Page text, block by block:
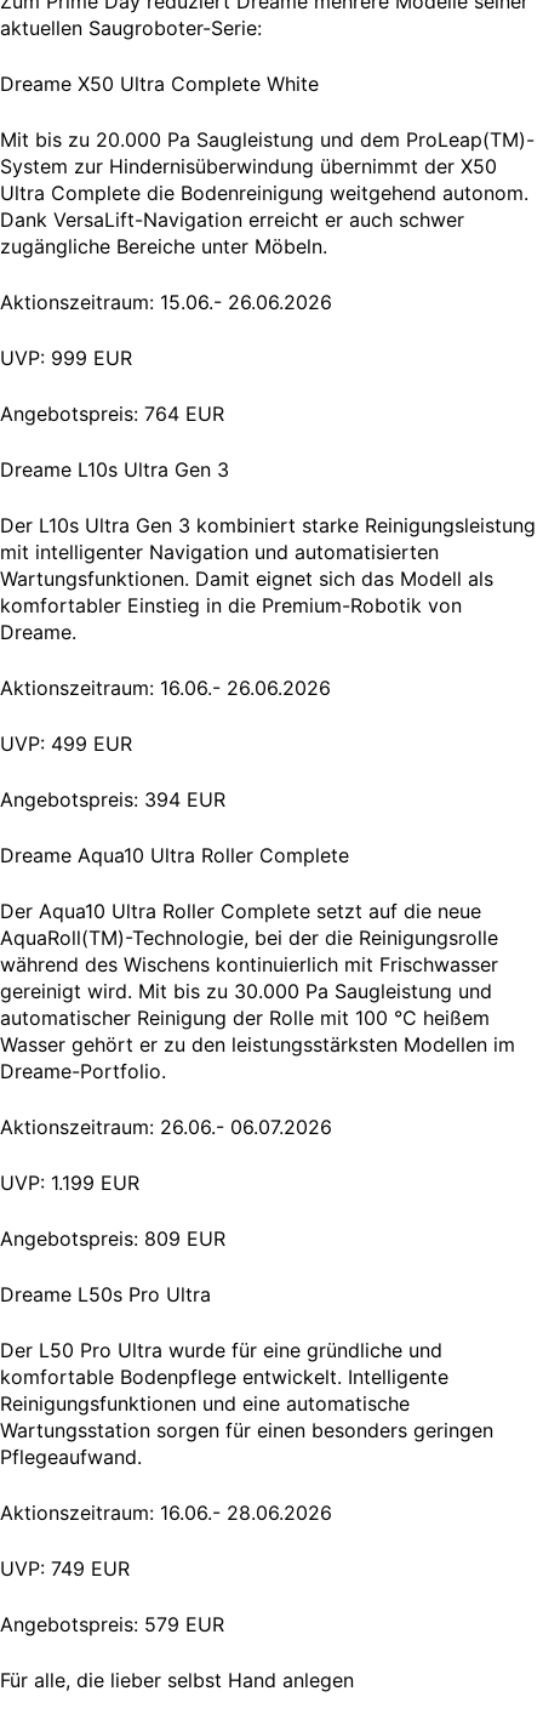
aktuellen Saugroboter-Serie:
Dreame X50 Ultra Complete White
Mit bis zu 20.000 Pa Saugleistung und dem ProLeap(TM)-
System zur Hindernisüberwindung übernimmt der X50
Ultra Complete die Bodenreinigung weitgehend autonom.
Dank VersaLift-Navigation erreicht er auch schwer
zugängliche Bereiche unter Möbeln.
Aktionszeitraum: 15.06.- 26.06.2026
UVP: 999 EUR
Angebotspreis: 764 EUR
Dreame L10s Ultra Gen 3
Der L10s Ultra Gen 3 kombiniert starke Reinigungsleistung
mit intelligenter Navigation und automatisierten
Wartungsfunktionen. Damit eignet sich das Modell als
komfortabler Einstieg in die Premium-Robotik von
Dreame.
Aktionszeitraum: 16.06.- 26.06.2026
UVP: 499 EUR
Angebotspreis: 394 EUR
Dreame Aqua10 Ultra Roller Complete
Der Aqua10 Ultra Roller Complete setzt auf die neue
AquaRoll(TM)-Technologie, bei der die Reinigungsrolle
während des Wischens kontinuierlich mit Frischwasser
gereinigt wird. Mit bis zu 30.000 Pa Saugleistung und
automatischer Reinigung der Rolle mit 100 °C heißem
Wasser gehört er zu den leistungsstärksten Modellen im
Dreame-Portfolio.
Aktionszeitraum: 26.06.- 06.07.2026
UVP: 1.199 EUR
Angebotspreis: 809 EUR
Dreame L50s Pro Ultra
Der L50 Pro Ultra wurde für eine gründliche und
komfortable Bodenpflege entwickelt. Intelligente
Reinigungsfunktionen und eine automatische
Wartungsstation sorgen für einen besonders geringen
Pflegeaufwand.
Aktionszeitraum: 16.06.- 28.06.2026
UVP: 749 EUR
Angebotspreis: 579 EUR
Für alle, die lieber selbst Hand anlegen